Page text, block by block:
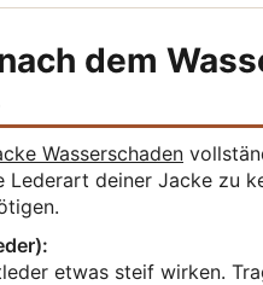
dem
Wasserschaden
deiner Jacke zu
etwas steif wirken.